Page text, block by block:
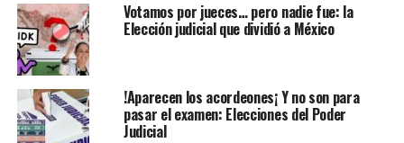
Votamos por jueces… pero nadie fue: la
Elección judicial que dividió a México
!Aparecen los acordeones¡ Y no son para
pasar el examen: Elecciones del Poder
Judicial